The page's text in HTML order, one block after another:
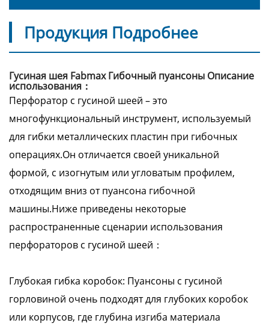
Продукция Подробнее
Гусиная шея Fabmax Гибочный пуансоны Описание
использования：
Перфоратор с гусиной шеей – это
многофункциональный инструмент, используемый
для гибки металлических пластин при гибочных
операциях.Он отличается своей уникальной
формой, с изогнутым или угловатым профилем,
отходящим вниз от пуансона гибочной
машины.Ниже приведены некоторые
распространенные сценарии использования
перфораторов с гусиной шеей：
Глубокая гибка коробок: Пуансоны с гусиной
горловиной очень подходят для глубоких коробок
или корпусов, где глубина изгиба материала